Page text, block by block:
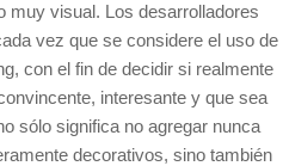
muy visual. Los desarrolladores
vez que se considere el uso de
con el fin de decidir si realmente
interesante y que sea
sólo significa no agregar nunca
decorativos, sino también